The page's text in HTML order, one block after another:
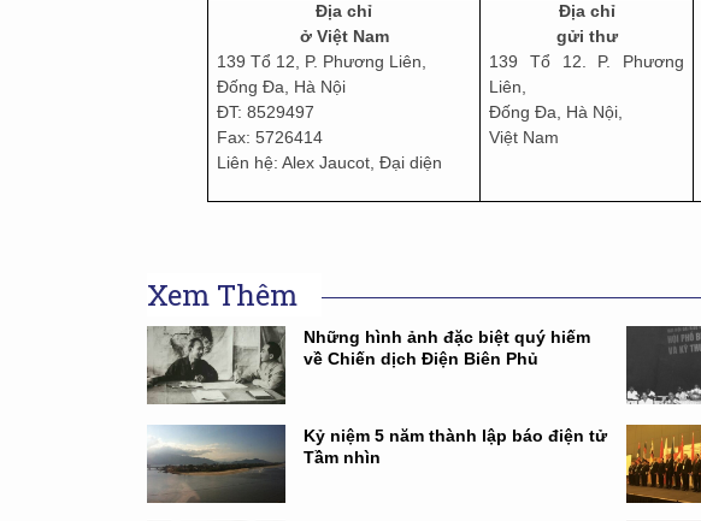
Địa chỉ
ở Việt Nam
139 Tổ 12, P. Phương Liên,
Đống Đa, Hà Nội
ĐT: 8529497
Fax: 5726414
Liên hệ: Alex Jaucot, Đại diện
Địa chỉ
gửi thư
139 Tổ 12. P. Phương
Liên,
Đống Đa, Hà Nội,
Việt Nam
Xem Thêm
Những hình ảnh đặc biệt quý hiếm
về Chiến dịch Điện Biên Phủ
Kỷ niệm 5 năm thành lập báo điện tử
Tầm nhìn